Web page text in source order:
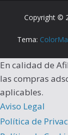
Copyright ©
Tema:
En calidad de
las compras
aplicables.
Aviso Legal
Política de